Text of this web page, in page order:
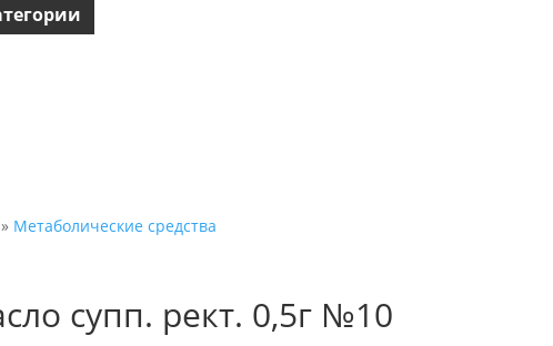
» Метаболические средства
супп. рект. 0,5г №10